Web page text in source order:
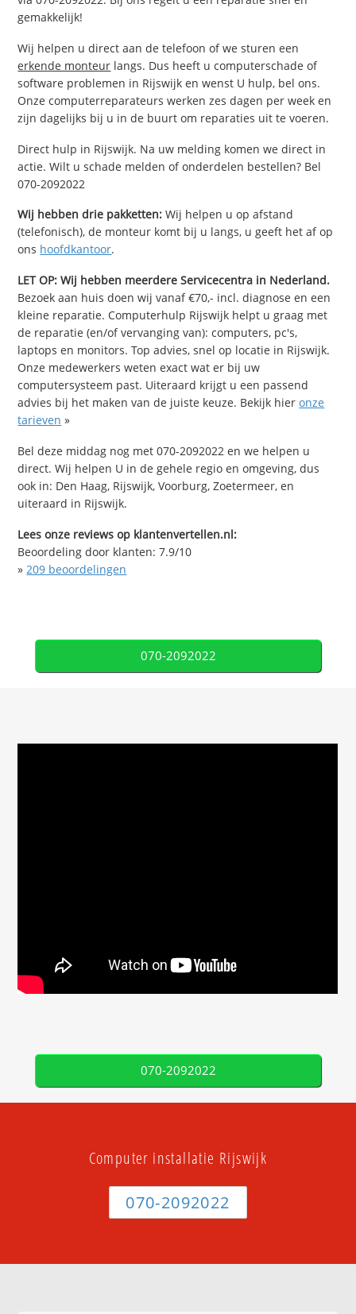
gemakkelijk!
Wij helpen u direct aan de telefoon of we sturen een
erkende monteur langs. Dus heeft u computerschade of
software problemen in Rijswijk en wenst U hulp, bel ons.
Onze computerreparateurs werken zes dagen per week en
zijn dagelijks bij u in de buurt om reparaties uit te voeren.
Direct hulp in Rijswijk. Na uw melding komen we direct in
actie. Wilt u schade melden of onderdelen bestellen? Bel
070-2092022
Wij hebben drie pakketten: Wij helpen u op afstand
(telefonisch), de monteur komt bij u langs, u geeft het af op
ons hoofdkantoor.
LET OP: Wij hebben meerdere Servicecentra in Nederland.
Bezoek aan huis doen wij vanaf €70,- incl. diagnose en een
kleine reparatie. Computerhulp Rijswijk helpt u graag met
de reparatie (en/of vervanging van): computers, pc's,
laptops en monitors. Top advies, snel op locatie in Rijswijk.
Onze medewerkers weten exact wat er bij uw
computersysteem past. Uiteraard krijgt u een passend
advies bij het maken van de juiste keuze. Bekijk hieronze
tarieven »
Bel deze middag nog met 070-2092022 en we helpen u
direct. Wij helpen U in de gehele regio en omgeving, dus
ook in: Den Haag, Rijswijk, Voorburg, Zoetermeer, en
uiteraard in Rijswijk.
Lees onze reviews op klantenvertellen.nl:
Beoordeling door klanten:7.9/10
» 209 beoordelingen
070-2092022
070-2092022
Computer installatie Rijswijk
070-2092022